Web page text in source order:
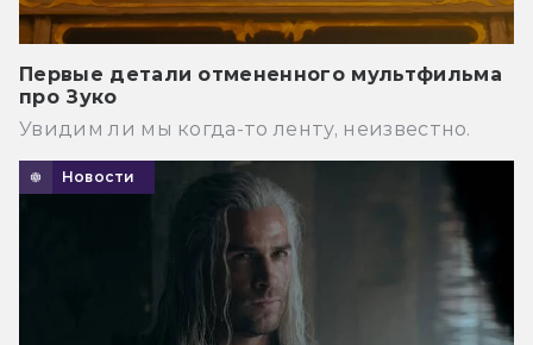
Первые детали отмененного мультфильма
про Зуко
Увидим ли мы когда-то ленту, неизвестно.
Новости